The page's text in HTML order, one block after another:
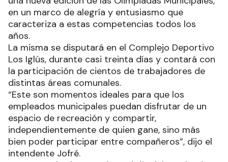
en un marco de alegría y entusiasmo que
caracteriza a estas competencias todos los
años.
La misma se disputará en el Complejo Deportivo
Los Iglús, durante casi treinta días y contará con
la participación de cientos de trabajadores de
distintas áreas comunales.
“Este son momentos ideales para que los
empleados municipales puedan disfrutar de un
espacio de recreación y compartir,
independientemente de quien gane, sino más
bien poder participar entre compañeros”, dijo el
intendente Jofré.